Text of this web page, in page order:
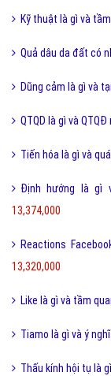
Kỹ thuật là gì và
Quả dâu da đất có
Dũng cảm là gì và
QTQD là gì và
Tiến hóa là gì và
Định hướng là gì
13,374,000
Reactions
13,320,000
Like là gì và tầm
Tiamo là gì và ý
Thấu kính hội tụ là